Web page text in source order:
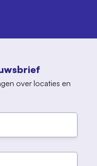
over locaties en